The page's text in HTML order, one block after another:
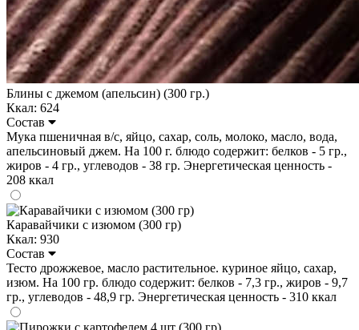
Блины с джемом (апельсин) (300 гр.)
Ккал: 624
Состав
Мука пшеничная в/с, яйцо, сахар, соль, молоко, масло, вода,
апельсиновый джем. На 100 г. блюдо содержит: белков - 5 гр.,
жиров - 4 гр., углеводов - 38 гр. Энергетическая ценность -
208 ккал
Каравайчики с изюмом (300 гр)
Ккал: 930
Состав
Тесто дрожжевое, масло растительное. куриное яйцо, сахар,
изюм. На 100 гр. блюдо содержит: белков - 7,3 гр., жиров - 9,7
гр., углеводов - 48,9 гр. Энергетическая ценность - 310 ккал